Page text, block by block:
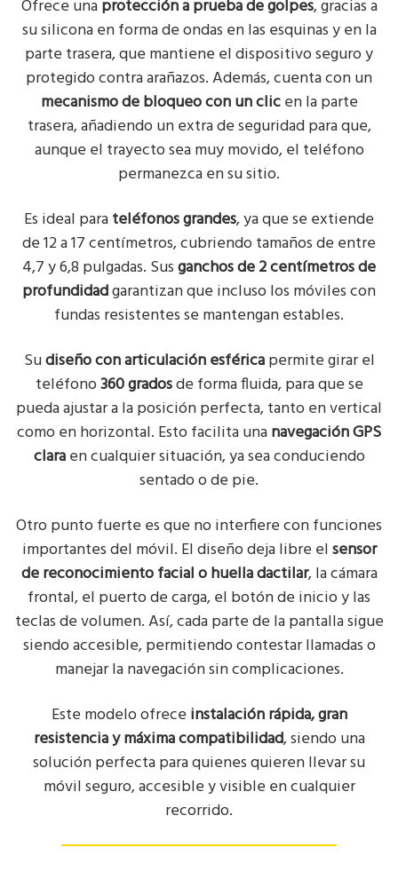
Ofrece unaprotección a prueba de golpes, gracias a
su silicona en forma de ondas en las esquinas y en la
parte trasera, que mantiene el dispositivo seguro y
protegido contra arañazos. Además, cuenta con un
mecanismo de bloqueo con un clicen la parte
trasera, añadiendo un extra de seguridad para que,
aunque el trayecto sea muy movido, el teléfono
permanezca en su sitio.
Es ideal parateléfonos grandes, ya que se extiende
de 12 a 17 centímetros, cubriendo tamaños de entre
4,7 y 6,8 pulgadas. Susganchos de 2 centímetros de
profundidadgarantizan que incluso los móviles con
fundas resistentes se mantengan estables.
Sudiseño con articulación esféricapermite girar el
teléfono360 gradosde forma fluida, para que se
pueda ajustar a la posición perfecta, tanto en vertical
como en horizontal. Esto facilita unanavegación GPS
claraen cualquier situación, ya sea conduciendo
sentado o de pie.
Otro punto fuerte es que no interfiere con funciones
importantes del móvil. El diseño deja libre elsensor
de reconocimiento facial o huella dactilar, la cámara
frontal, el puerto de carga, el botón de inicio y las
teclas de volumen. Así, cada parte de la pantalla sigue
siendo accesible, permitiendo contestar llamadas o
manejar la navegación sin complicaciones.
Este modelo ofrece instalación rápida, gran
resistencia y máxima compatibilidad, siendo una
solución perfecta para quienes quieren llevar su
móvil seguro, accesible y visible en cualquier
recorrido.